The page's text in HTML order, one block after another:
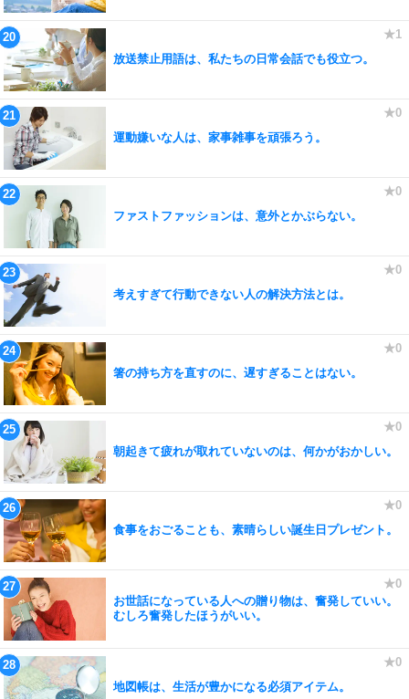
放送禁止用語は、私たちの日常会話でも役立つ。
運動嫌いな人は、家事雑事を頑張ろう。
ファストファッションは、意外とかぶらない。
考えすぎて行動できない人の解決方法とは。
箸の持ち方を直すのに、遅すぎることはない。
朝起きて疲れが取れていないのは、何かがおかしい。
食事をおごることも、素晴らしい誕生日プレゼント。
お世話になっている人への贈り物は、奮発していい。
むしろ奮発したほうがいい。
地図帳は、生活が豊かになる必須アイテム。